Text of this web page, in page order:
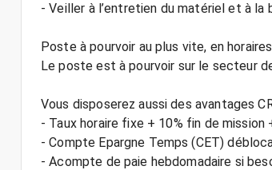
- Veiller à l’entretien du matériel et à
Poste à pourvoir au plus vite, en
Le poste est à pourvoir sur le secteur
Vous disposerez aussi des avantages
- Taux horaire fixe + 10% fin de mission
- Compte Epargne Temps (CET)
- Acompte de paie hebdomadaire si